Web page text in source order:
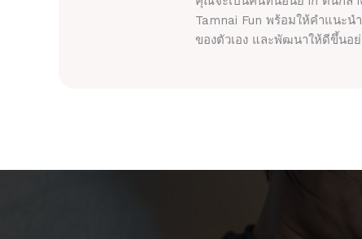
Tamnai Fun พร้อมให้คำแนะ
ของตัวเอง และพัฒนาให้ดีขึ้นอ